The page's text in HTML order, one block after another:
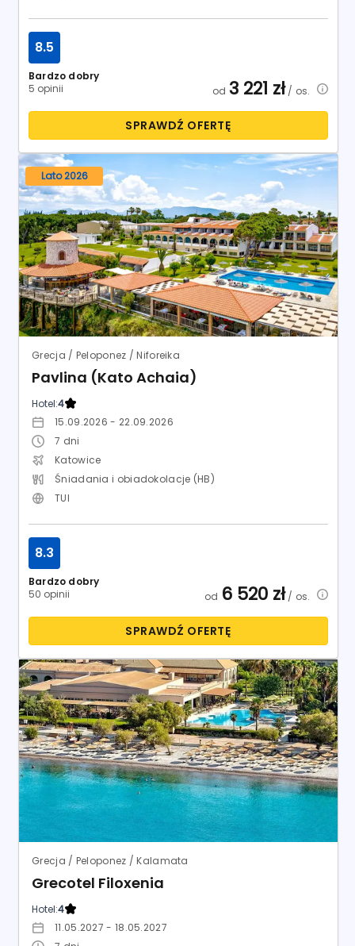
Bardzo dobry
5 opinii
8.5
od 3 221 zł/ os.
SPRAWDŹ OFERTĘ
Lato 2026
Grecja / Peloponez / Niforeika
Pavlina (Kato Achaia)
Hotel:4
15.09.2026 - 22.09.2026
7 dni
Katowice
Śniadania i obiadokolacje (HB)
TUI
Bardzo dobry
50 opinii
8.3
od 6 520 zł/ os.
SPRAWDŹ OFERTĘ
Grecja / Peloponez / Kalamata
Grecotel Filoxenia
Hotel:4
11.05.2027 - 18.05.2027